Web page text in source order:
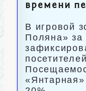
времени
В игровой
Поляна» за